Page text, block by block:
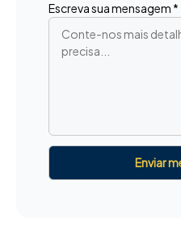
Escreva sua mensagem *